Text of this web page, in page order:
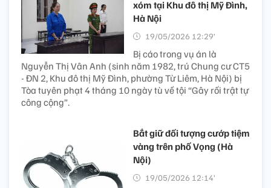
xóm tại Khu đô thị Mỹ Đình,
Hà Nội
19/05/2026 12:29’
Bị cáo trong vụ án là
Nguyễn Thị Vân Anh (sinh năm 1982, trú Chung cư CT5
- ĐN 2, Khu đô thị Mỹ Đình, phường Từ Liêm, Hà Nội) bị
Tòa tuyên phạt 4 tháng 10 ngày tù về tội “Gây rối trật tự
công cộng”.
Bắt giữ đối tượng cướp tiệm
vàng trên phố Vọng (Hà
Nội)
19/05/2026 12:14’